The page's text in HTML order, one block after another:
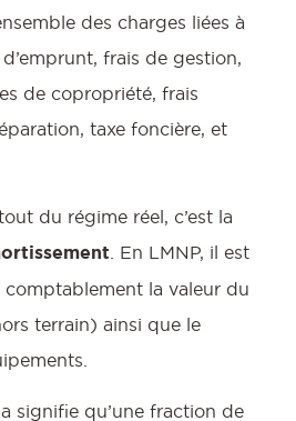
des charges liées à
frais de gestion,
de copropriété, frais
taxe foncière, et
du régime réel, c’est la
. En LMNP, il est
comptablement la valeur du
terrain) ainsi que le
signifie qu’une fraction de